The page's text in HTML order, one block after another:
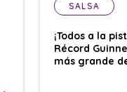
SALSA
¡Todos a la
Récord
más grande